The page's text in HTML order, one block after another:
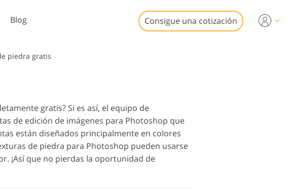
fotos inmobiliarias
Video
Blog Consigue una cotización
piedra gratis
gratis? Si es así, el equipo de
de edición de imágenes para Photoshop que
están diseñados principalmente en colores
de piedra para Photoshop pueden usarse
¡Así que no pierdas la oportunidad de